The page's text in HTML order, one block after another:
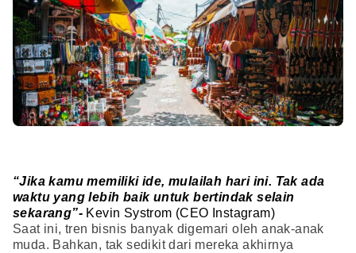
“Jika kamu memiliki ide, mulailah hari ini. Tak ada
waktu yang lebih baik untuk bertindak selain
sekarang”- Kevin Systrom (CEO Instagram)
Saat ini, tren bisnis banyak digemari oleh anak-anak
muda. Bahkan, tak sedikit dari mereka akhirnya